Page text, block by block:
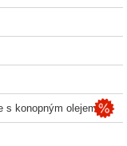
s konopným olejem